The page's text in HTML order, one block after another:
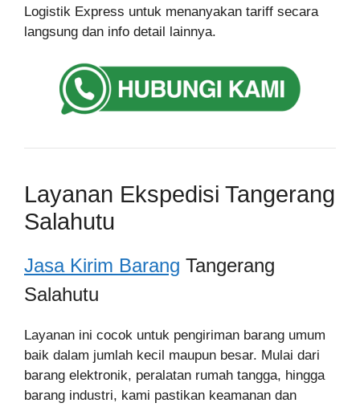
Logistik Express untuk menanyakan tariff secara
langsung dan info detail lainnya.
Layanan Ekspedisi Tangerang
Salahutu
Jasa Kirim Barang Tangerang
Salahutu
Layanan ini cocok untuk pengiriman barang umum
baik dalam jumlah kecil maupun besar. Mulai dari
barang elektronik, peralatan rumah tangga, hingga
barang industri, kami pastikan keamanan dan